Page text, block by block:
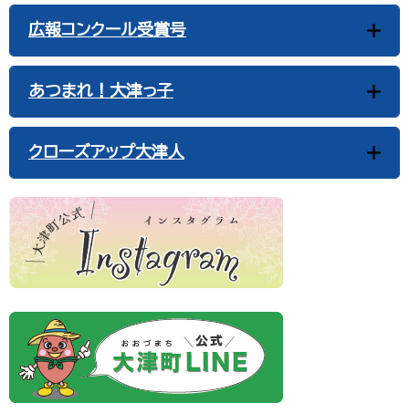
広報コンクール受賞号
あつまれ！大津っ子
クローズアップ大津人